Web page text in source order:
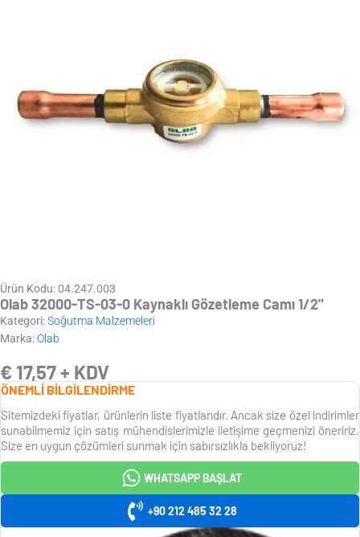
Ürün Kodu: 04.247.003
Olab 32000-TS-03-0 Kaynaklı Gözetleme Camı 1/2"
Kategori:Soğutma Malzemeleri
Marka:Olab
€ 17,57+ KDV
ÖNEMLİ BİLGİLENDİRME
Sitemizdeki fiyatlar, ürünlerin liste fiyatlarıdır. Ancak size özel indirimler
sunabilmemiz için satış mühendislerimizle iletişime geçmenizi öneririz.
Size en uygun çözümleri sunmak için sabırsızlıkla bekliyoruz!
WHATSAPP BAŞLAT
+90 212 485 32 28